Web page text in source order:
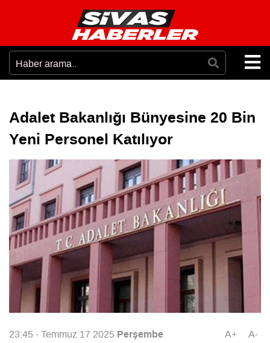
Adalet Bakanlığı Bünyesine 20 Bin
Yeni Personel Katılıyor
23:45 - Temmuz 17 2025 Perşembe A+ A-